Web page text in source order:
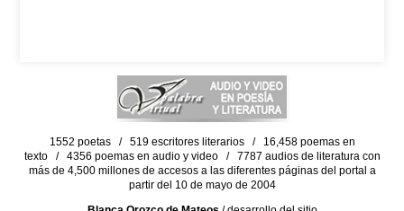
1552 poetas / 519 escritores literarios / 16,458 poemas en
texto / 4356 poemas en audio y video / 7787 audios de literatura con
más de 4,500 millones de accesos a las diferentes páginas del portal a
partir del 10 de mayo de 2004